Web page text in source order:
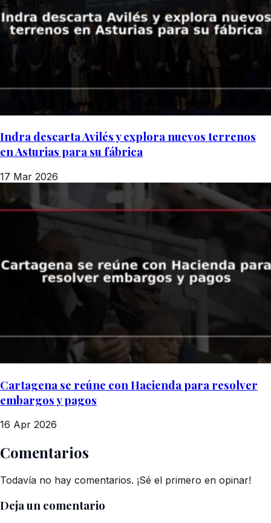
Indra descarta Avilés y explora nuevos terrenos
en Asturias para su fábrica
17 Mar 2026
Cartagena se reúne con Hacienda para resolver
embargos y pagos
16 Apr 2026
Comentarios
Todavía no hay comentarios. ¡Sé el primero en opinar!
Deja un comentario